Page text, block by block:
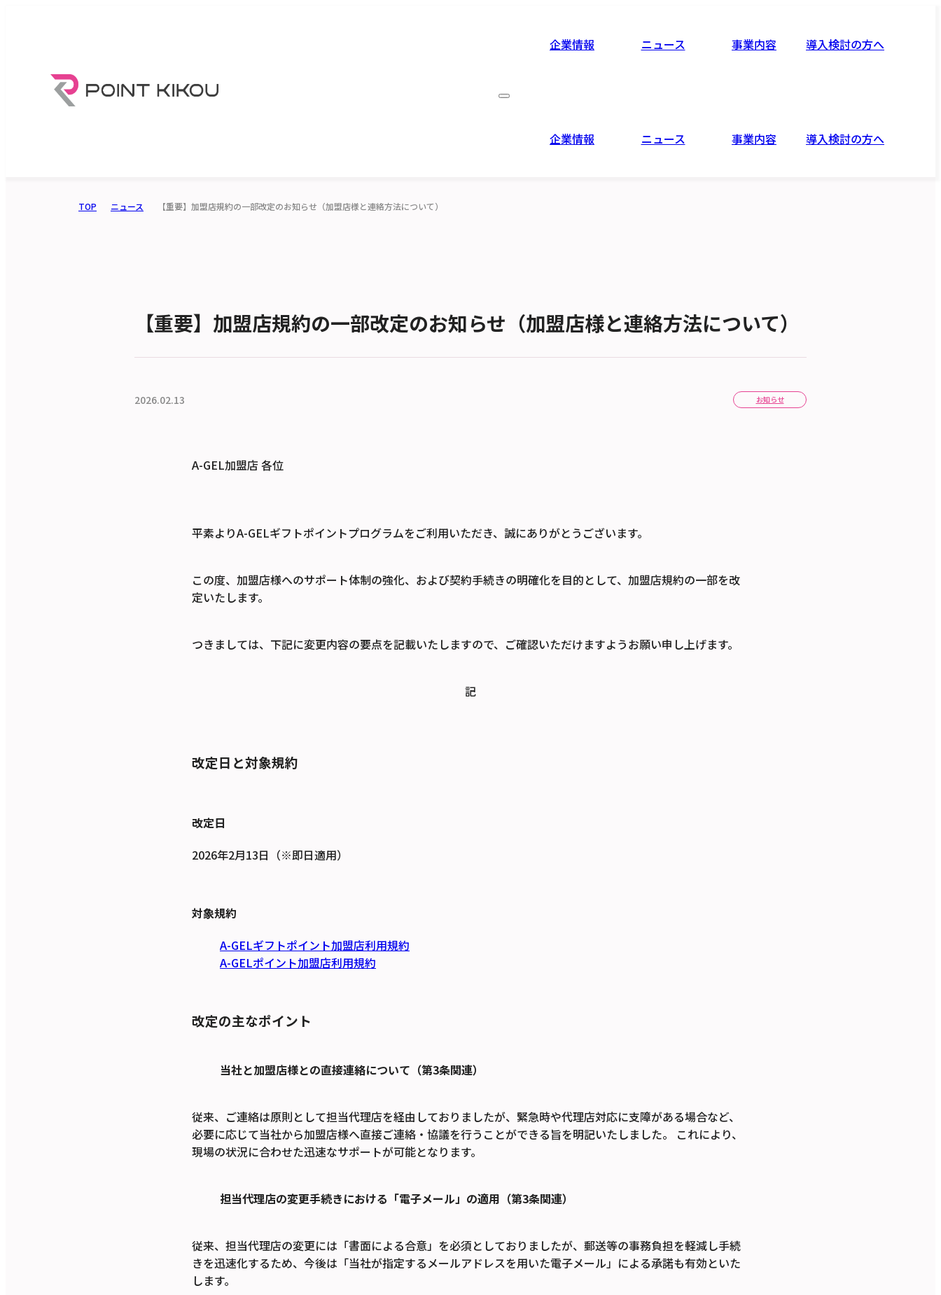
企業情報
役員紹介
ニュース 事業内容 導入検討の方へ
企業情報 ニュース 事業内容 導入検討の方へ
TOP ニュース 【重要】加盟店規約の一部改定のお知らせ（加盟店様と連絡方法について）
【重要】加盟店規約の一部改定のお知らせ（加盟店様と連絡方法について）
2026.02.13 お知らせ
A-GEL加盟店 各位
平素よりA-GELギフトポイントプログラムをご利用いただき、誠にありがとうございます。
この度、加盟店様へのサポート体制の強化、および契約手続きの明確化を目的として、加盟店規約の一部を改
定いたします。
つきましては、下記に変更内容の要点を記載いたしますので、ご確認いただけますようお願い申し上げます。
記
改定日と対象規約
改定日
2026年2月13日（※即日適用）
対象規約
A-GELギフトポイント加盟店利用規約
A-GELポイント加盟店利用規約
改定の主なポイント
当社と加盟店様との直接連絡について（第3条関連）
従来、ご連絡は原則として担当代理店を経由しておりましたが、緊急時や代理店対応に支障がある場合など、
必要に応じて当社から加盟店様へ直接ご連絡・協議を行うことができる旨を明記いたしました。 これにより、
現場の状況に合わせた迅速なサポートが可能となります。
担当代理店の変更手続きにおける「電子メール」の適用（第3条関連）
従来、担当代理店の変更には「書面による合意」を必須としておりましたが、郵送等の事務負担を軽減し手続
きを迅速化するため、今後は「当社が指定するメールアドレスを用いた電子メール」による承諾も有効といた
します。